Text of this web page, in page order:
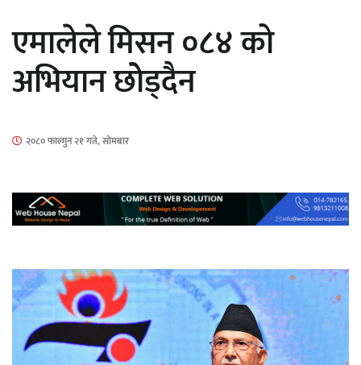
नियन्त्रणमा
एमालेले मिसन ०८४ को
अभियान छोेड्दैन
२०८० फाल्गुन २१ गते, सोमबार